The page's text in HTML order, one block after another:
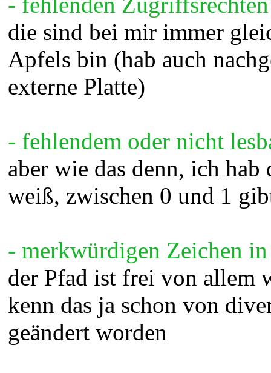
die sind bei mir immer
Apfels bin (hab auch
externe Platte)
- fehlendem oder nicht
aber wie das denn, ich
weiß, zwischen 0 und 1
- merkwürdigen Zeichen
der Pfad ist frei von allem
kenn das ja schon von
geändert worden